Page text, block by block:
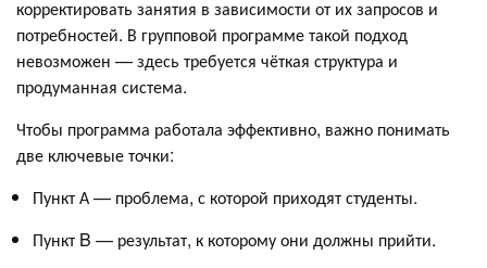
корректировать занятия в зависимости от их запросов и
потребностей. В групповой программе такой подход
невозможен — здесь требуется чёткая структура и
продуманная система.
Чтобы программа работала эффективно, важно понимать
две ключевые точки:
Пункт А — проблема, с которой приходят студенты.
Пункт B — результат, к которому они должны прийти.